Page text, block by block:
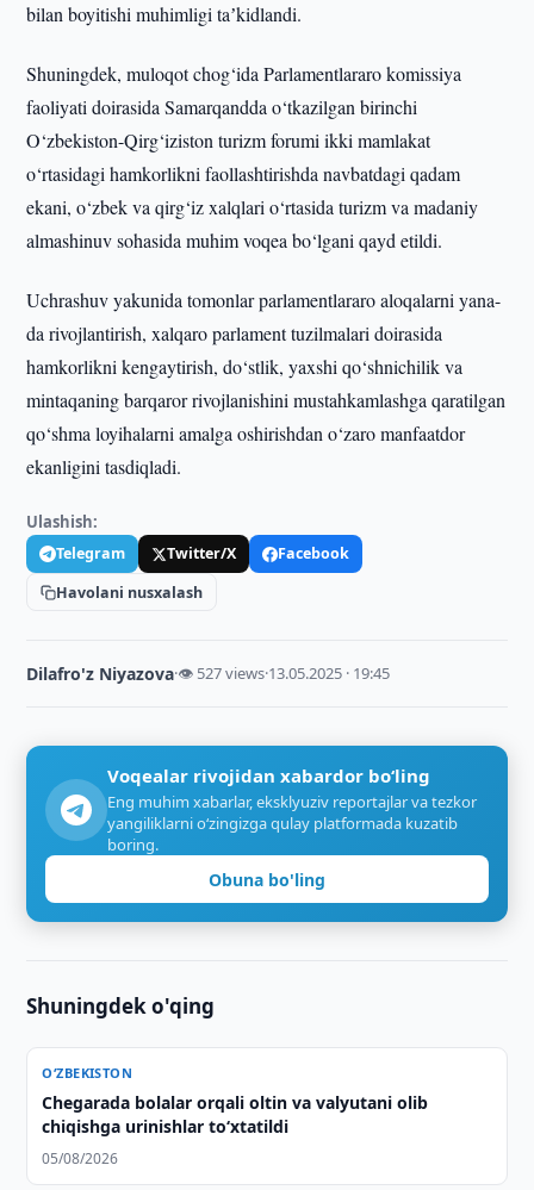
bilan boyitishi muhimligi taʼkidlandi.
Shuningdek, muloqot chog‘ida Parlamentlararo komissiya
faoliyati doirasida Samarqandda o‘tkazilgan birinchi
O‘zbekiston-Qirg‘iziston turizm forumi ikki mamlakat
o‘rtasidagi hamkorlikni faollashtirishda navbatdagi qadam
ekani, o‘zbek va qirg‘iz xalqlari o‘rtasida turizm va madaniy
almashinuv sohasida muhim voqea bo‘lgani qayd etildi.
Uchrashuv yakunida tomonlar parlamentlararo aloqalarni yana-
da rivojlantirish, xalqaro parlament tuzilmalari doirasida
hamkorlikni kengaytirish, do‘stlik, yaxshi qo‘shnichilik va
mintaqaning barqaror rivojlanishini mustahkamlashga qaratilgan
qo‘shma loyihalarni amalga oshirishdan o‘zaro manfaatdor
ekanligini tasdiqladi.
Ulashish:
Telegram Twitter/X
Facebook
Havolani nusxalash
Dilafro'z Niyazova·👁 527 views·13.05.2025 · 19:45
Voqealar rivojidan xabardor bo‘ling
Eng muhim xabarlar, eksklyuziv reportajlar va tezkor
yangiliklarni o‘zingizga qulay platformada kuzatib
boring.
Obuna bo'ling
Shuningdek o'qing
O‘ZBEKISTON
Chegarada bolalar orqali oltin va valyutani olib
chiqishga urinishlar to‘xtatildi
05/08/2026